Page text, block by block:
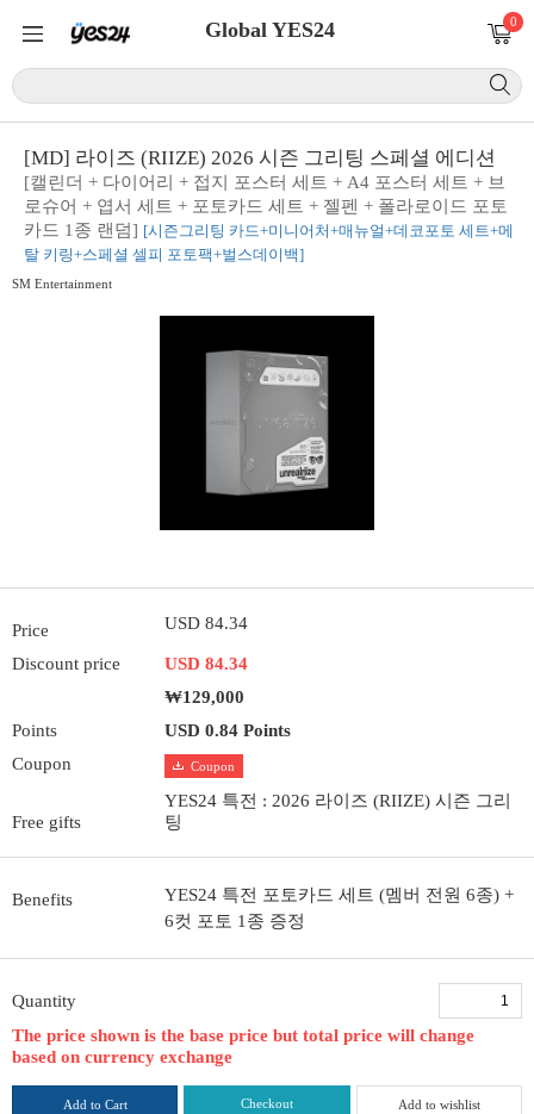
Global YES24 0
[MD] 라이즈 (RIIZE) 2026 시즌 그리팅 스페셜 에디션
[캘린더 + 다이어리 + 접지 포스터 세트 + A4 포스터 세트 + 브
로슈어 + 엽서 세트 + 포토카드 세트 + 젤펜 + 폴라로이드 포토
카드 1종 랜덤] [시즌그리팅 카드+미니어처+매뉴얼+데코포토 세트+메
탈 키링+스페셜 셀피 포토팩+벌스데이백]
SM Entertainment
Price USD 84.34
Discount price
USD 84.34
₩129,000
Points
USD 0.84 Points
Coupon
Coupon
Free gifts
YES24 특전 : 2026 라이즈 (RIIZE) 시즌 그리
팅
Benefits
YES24 특전 포토카드 세트 (멤버 전원 6종) +
6컷 포토 1종 증정
Quantity
The price shown is the base price but total price will change
based on currency exchange
Add to Cart Checkout Add to wishlist